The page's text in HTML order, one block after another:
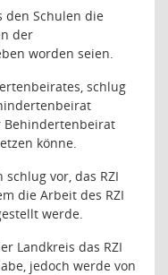
den Schulen die
der
worden seien.
schlug
Behindertenbeirat
könne.
vor, das RZI
die Arbeit des RZI
werde.
Landkreis das RZI
jedoch werde von